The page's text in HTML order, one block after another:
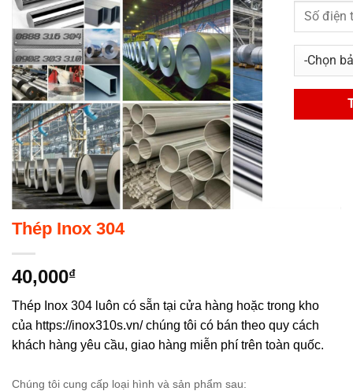
Thép Inox 304
40,000₫
Thép Inox 304 luôn có sẵn tại cửa hàng hoặc trong kho
của https://inox310s.vn/ chúng tôi có bán theo quy cách
khách hàng yêu cầu, giao hàng miễn phí trên toàn quốc.
Chúng tôi cung cấp loại hình và sản phẩm sau: